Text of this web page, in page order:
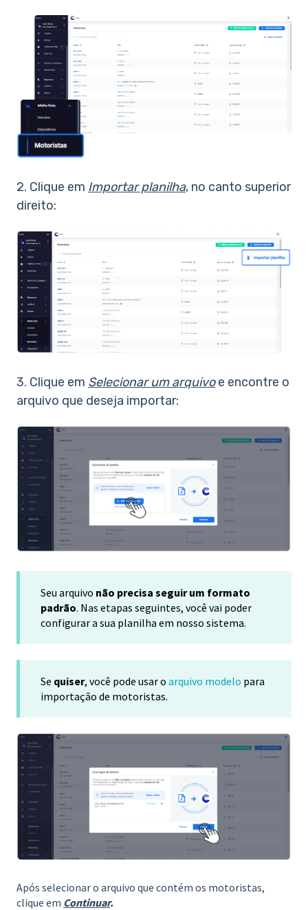
2. Clique em Importar planilha, no canto superior
direito:
3. Clique em Selecionar um arquivoe encontre o
arquivo que deseja importar:
Seu arquivo não precisa seguir um formato
padrão. Nas etapas seguintes, você vai poder
configurar a sua planilha em nosso sistema.
Se quiser, você pode usar o arquivo modelo para
importação de motoristas.
Após selecionar o arquivo que contém os motoristas,
clique em Continuar.